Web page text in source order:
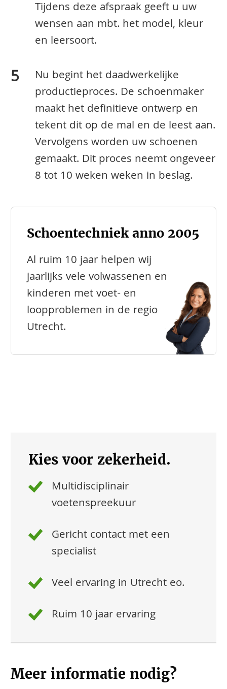
Tijdens deze afspraak geeft u uw
wensen aan mbt. het model, kleur
en leersoort.
Nu begint het daadwerkelijke
productieproces. De schoenmaker
maakt het definitieve ontwerp en
tekent dit op de mal en de leest aan.
Vervolgens worden uw schoenen
gemaakt. Dit proces neemt ongeveer
8 tot 10 weken weken in beslag.
Schoentechniek anno 2005
Al ruim 10 jaar helpen wij
jaarlijks vele volwassenen en
kinderen met voet- en
loopproblemen in de regio
Utrecht.
Kies voor zekerheid.
Multidisciplinair
voetenspreekuur
Gericht contact met een
specialist
Veel ervaring in Utrecht eo.
Ruim 10 jaar ervaring
Meer informatie nodig?